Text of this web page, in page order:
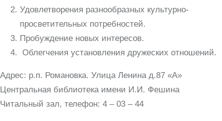
Удовлетворения разнообразных культурно-
просветительных потребностей.
Пробуждение новых интересов.
Облегчения установления дружеских отношений.
Адрес: р.п. Романовка. Улица Ленина д.87 «А»
Центральная библиотека имени И.И. Фешина
Читальный зал, телефон: 4 – 03 – 44